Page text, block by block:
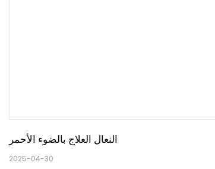
النعال العلاج بالضوء الأحمر
2025-04-30